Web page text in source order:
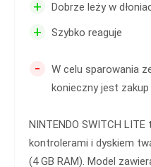
+ Dobrze leży w
+ Szybko reaguje
-
W celu sparowania
konieczny jest
NINTENDO SWITCH
kontrolerami i dyskiem
(4 GB RAM). Model